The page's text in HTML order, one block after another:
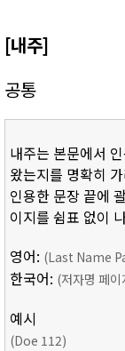
[내주]
공통
내주는 본문에서
왔는지를 명확히
인용한 문장 끝에
이지를 쉼표 없이
영어: (Last Name
한국어: (저자명 페이
예시
(Doe 112)